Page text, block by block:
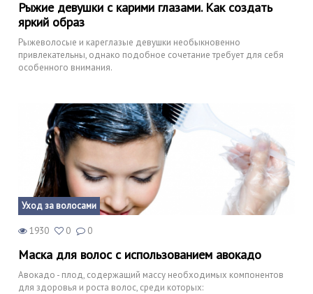
Рыжие девушки с карими глазами. Как создать
яркий образ
Рыжеволосые и кареглазые девушки необыкновенно
привлекательны, однако подобное сочетание требует для себя
особенного внимания.
Уход за волосами
1930 0 0
Маска для волос с использованием авокадо
Авокадо - плод, содержащий массу необходимых компонентов
для здоровья и роста волос, среди которых: